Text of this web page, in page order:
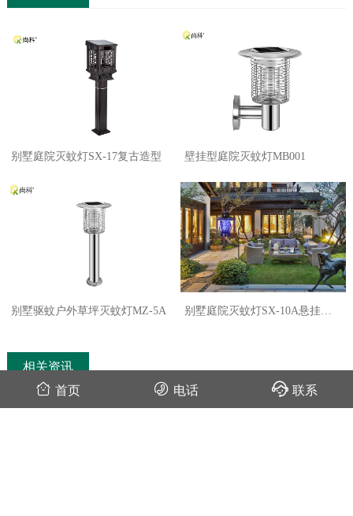
别墅庭院灭蚊灯SX-17复古造型 壁挂型庭院灭蚊灯MB001
别墅驱蚊户外草坪灭蚊灯MZ-5A
别墅庭院灭蚊灯SX-10A悬挂式
相关资讯
山东烟台海景别墅庭院灭蚊灯效果图欣赏 2020-05-26
首页 电话 联系